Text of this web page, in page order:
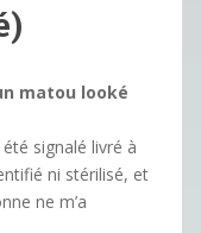
matou looké
été signalé livré à
ni stérilisé, et
ne m’a